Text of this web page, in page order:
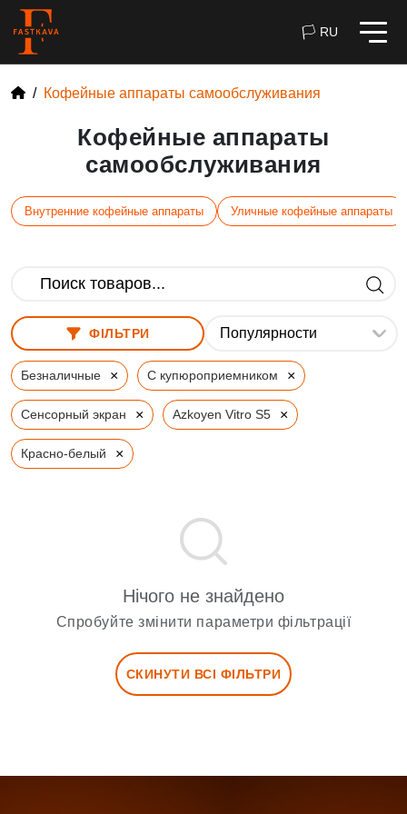
🏳 RU
Кофейные аппараты самообслуживания
Кофейные аппараты
самообслуживания
Внутренние кофейные аппараты Уличные кофейные аппараты
ФІЛЬТРИ
Безналичные × С купюроприемником ×
Сенсорный экран × Azkoyen Vitro S5 ×
Красно-белый ×
Нічого не знайдено
Спробуйте змінити параметри фільтрації
СКИНУТИ ВСІ ФІЛЬТРИ